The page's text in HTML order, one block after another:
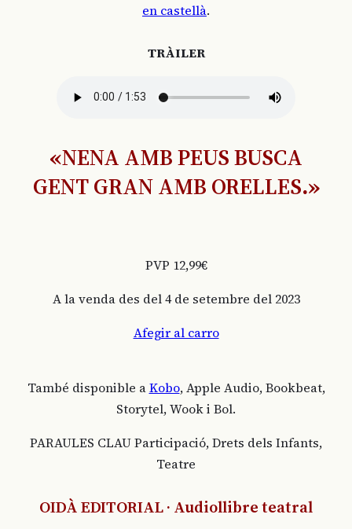
en castellà.
TRÀILER
«NENA AMB PEUS BUSCA
GENT GRAN AMB ORELLES.»
PVP 12,99€
A la venda des del 4 de setembre del 2023
Afegir al carro
També disponible aKobo, Apple Audio, Bookbeat,
Storytel, Wook i Bol.
PARAULES CLAU Participació, Drets dels Infants,
Teatre
OIDÀ EDITORIAL · Audiollibre teatral